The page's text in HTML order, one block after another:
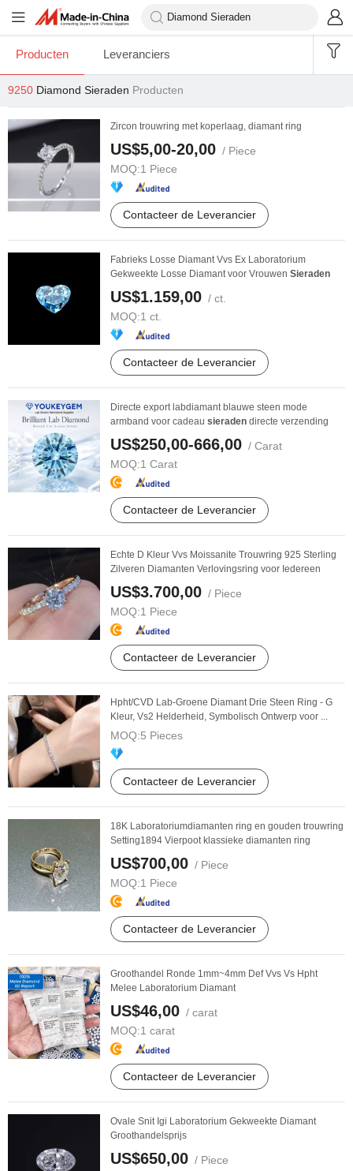
Producten Leveranciers
9250 Diamond Sieraden Producten
Zircon trouwring met koperlaag, diamant ring
US$5,00-20,00 / Piece
MOQ:1 Piece
Contacteer de Leverancier
Fabrieks Losse Diamant Vvs Ex Laboratorium
Gekweekte Losse Diamant voor Vrouwen Sieraden
US$1.159,00 / ct.
MOQ:1 ct.
Contacteer de Leverancier
Directe export labdiamant blauwe steen mode
armband voor cadeau sieraden directe verzending
US$250,00-666,00 / Carat
MOQ:1 Carat
Contacteer de Leverancier
Echte D Kleur Vvs Moissanite Trouwring 925 Sterling
Zilveren Diamanten Verlovingsring voor Iedereen
US$3.700,00 / Piece
MOQ:1 Piece
Contacteer de Leverancier
Hpht/CVD Lab-Groene Diamant Drie Steen Ring - G
Kleur, Vs2 Helderheid, Symbolisch Ontwerp voor ...
MOQ:5 Pieces
Contacteer de Leverancier
18K Laboratoriumdiamanten ring en gouden trouwring
Setting1894 Vierpoot klassieke diamanten ring
US$700,00 / Piece
MOQ:1 Piece
Contacteer de Leverancier
Groothandel Ronde 1mm~4mm Def Vvs Vs Hpht
Melee Laboratorium Diamant
US$46,00 / carat
MOQ:1 carat
Contacteer de Leverancier
Ovale Snit Igi Laboratorium Gekweekte Diamant
Groothandelsprijs
US$650,00 / Piece